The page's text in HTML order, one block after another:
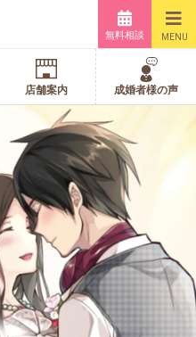
無料相談 MENU
店舗案内 成婚者様の声